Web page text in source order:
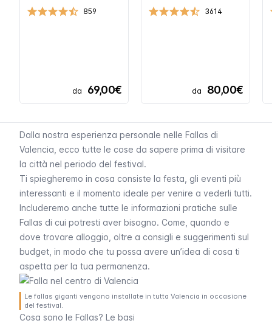
859
da 69,00€
3614
da 80,00€
Dalla nostra esperienza personale nelle Fallas di
Valencia, ecco tutte le cose da sapere prima di visitare
la città nel periodo del festival.
Ti spiegheremo in cosa consiste la festa, gli eventi più
interessanti e il momento ideale per venire a vederli tutti.
Includeremo anche tutte le informazioni pratiche sulle
Fallas di cui potresti aver bisogno. Come, quando e
dove trovare alloggio, oltre a consigli e suggerimenti sul
budget, in modo che tu possa avere un’idea di cosa ti
aspetta per la tua permanenza.
Le fallas giganti vengono installate in tutta Valencia in occasione
del festival.
Cosa sono le Fallas? Le basi